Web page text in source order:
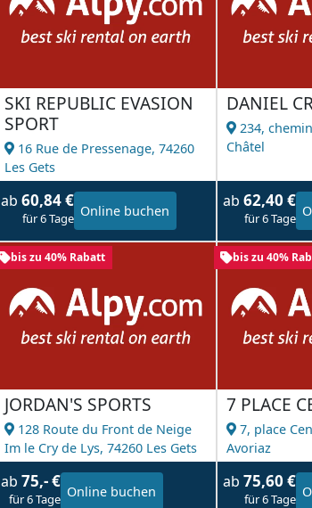
SKI REPUBLIC EVASION
SPORT
16 Rue de Pressenage, 74260
Les Gets
ab 60,84 €
für 6 Tage Online buchen
DANIEL
234,
Châtel
ab 62,40 €
für 6 Tage
bis zu 40% Rabatt
JORDAN'S SPORTS
128 Route du Front de Neige
Im le Cry de Lys, 74260 Les Gets
ab 75,- €
für 6 Tage Online buchen
bis zu 40%
7 PLACE
7, place
Avoriaz
ab 75,60 €
für 6 Tage